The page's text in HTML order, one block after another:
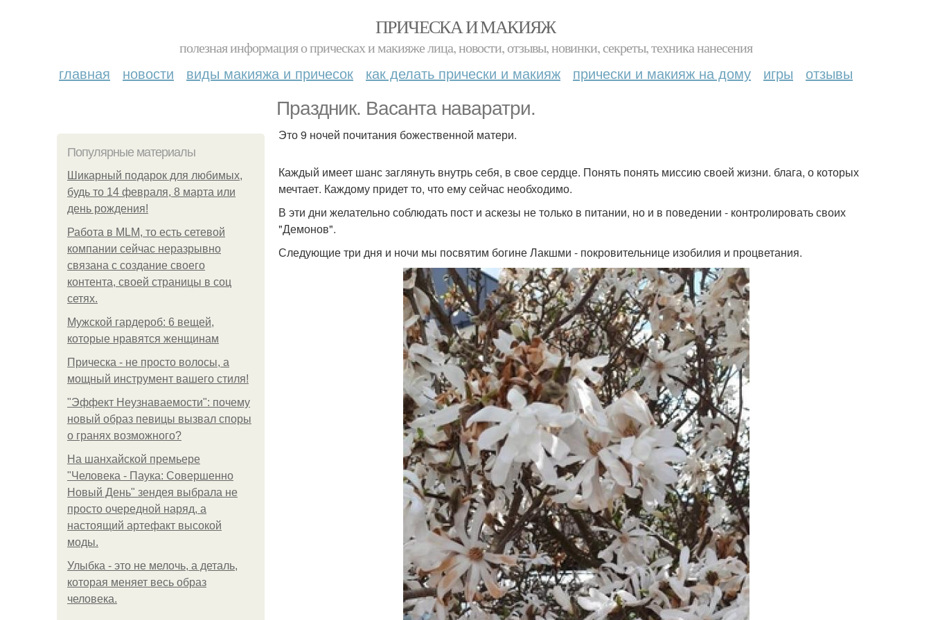
ПРИЧЕСКА И МАКИЯЖ
полезная информация о прическах и макияже лица, новости, отзывы, новинки, секреты, техника нанесения
главная новости виды макияжа и причесок как делать прически и макияж прически и макияж на дому игры отзывы
Праздник. Васанта наваратри.
Популярные материалы
Шикарный подарок для любимых,
будь то 14 февраля, 8 марта или
день рождения!
Работа в MLM, то есть сетевой
компании сейчас неразрывно
связана с создание своего
контента, своей страницы в соц
сетях.
Мужской гардероб: 6 вещей,
которые нравятся женщинам
Прическа - не просто волосы, а
мощный инструмент вашего стиля!
"Эффект Неузнаваемости": почему
новый образ певицы вызвал споры
о гранях возможного?
На шанхайской премьере
"Человека - Паука: Совершенно
Новый День" зендея выбрала не
просто очередной наряд, а
настоящий артефакт высокой
моды.
Улыбка - это не мелочь, а деталь,
которая меняет весь образ
человека.
Это 9 ночей почитания божественной матери.
Каждый имеет шанс заглянуть внутрь себя, в свое сердце. Понять понять миссию своей жизни. блага, о которых
мечтает. Каждому придет то, что ему сейчас необходимо.
В эти дни желательно соблюдать пост и аскезы не только в питании, но и в поведении - контролировать своих
"Демонов".
Следующие три дня и ночи мы посвятим богине Лакшми - покровительнице изобилия и процветания.